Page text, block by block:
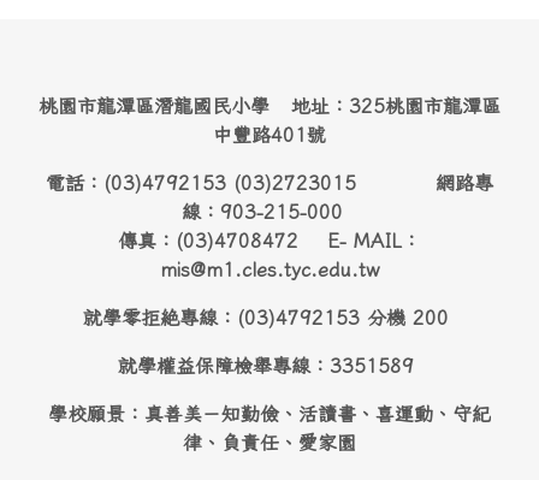
桃園市龍潭區潛龍國民小學 地址：325桃園市龍潭區
中豐路401號
電話：(03)4792153 (03)2723015 網路專
線：903-215-000
傳真：(03)4708472 E- MAIL：
mis@m1.cles.tyc.edu.tw
就學零拒絶專線：(03)4792153 分機 200
就學權益保障檢舉專線：3351589
學校願景：真善美－知勤儉、活讀書、喜運動、守紀
律、負責任、愛家園